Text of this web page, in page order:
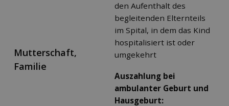
Mutterschaft,
Familie
den Aufenthalt des
begleitenden Elternteils
im Spital, in dem das Kind
hospitalisiert ist oder
umgekehrt
Auszahlung bei
ambulanter Geburt und
Hausgeburt: